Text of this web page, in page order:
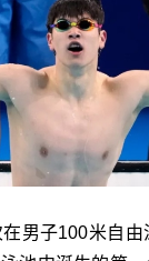
男子100米自